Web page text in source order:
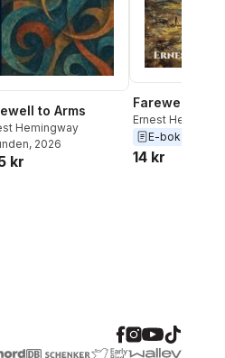
to Arms
Hemingway
, 2026
kr
Farewell to
Ernest
E-bok
14 kr